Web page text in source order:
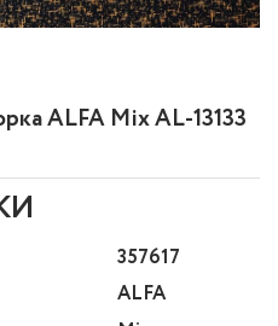
ALFA Mix AL-13133
357617
ALFA